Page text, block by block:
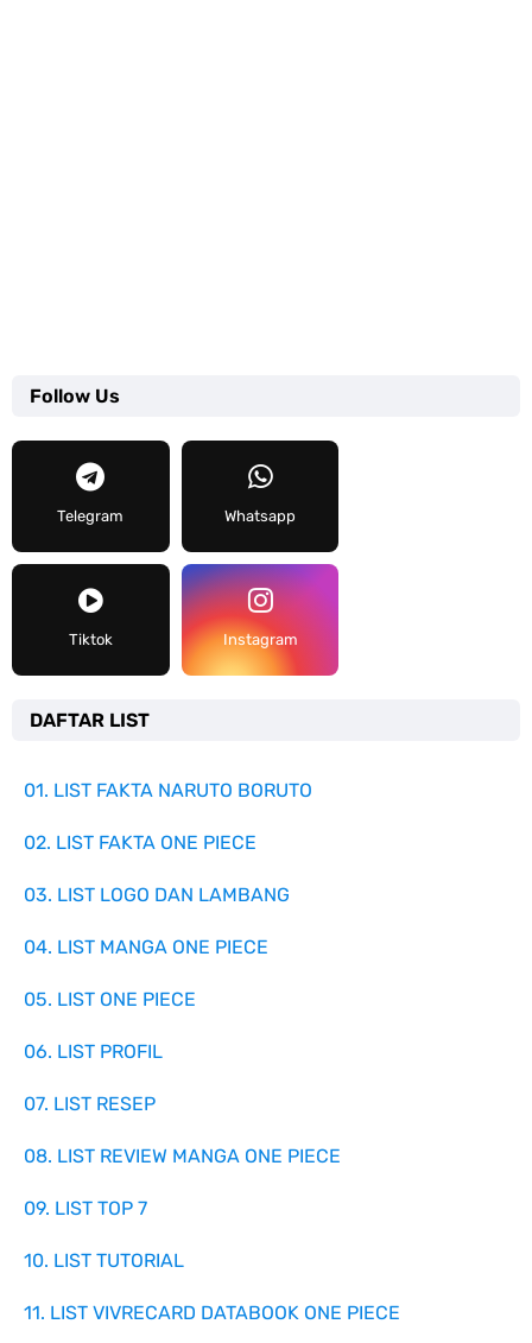
Follow Us
Telegram Whatsapp
Tiktok Instagram
DAFTAR LIST
01. LIST FAKTA NARUTO BORUTO
02. LIST FAKTA ONE PIECE
03. LIST LOGO DAN LAMBANG
04. LIST MANGA ONE PIECE
05. LIST ONE PIECE
06. LIST PROFIL
07. LIST RESEP
08. LIST REVIEW MANGA ONE PIECE
09. LIST TOP 7
10. LIST TUTORIAL
11. LIST VIVRECARD DATABOOK ONE PIECE